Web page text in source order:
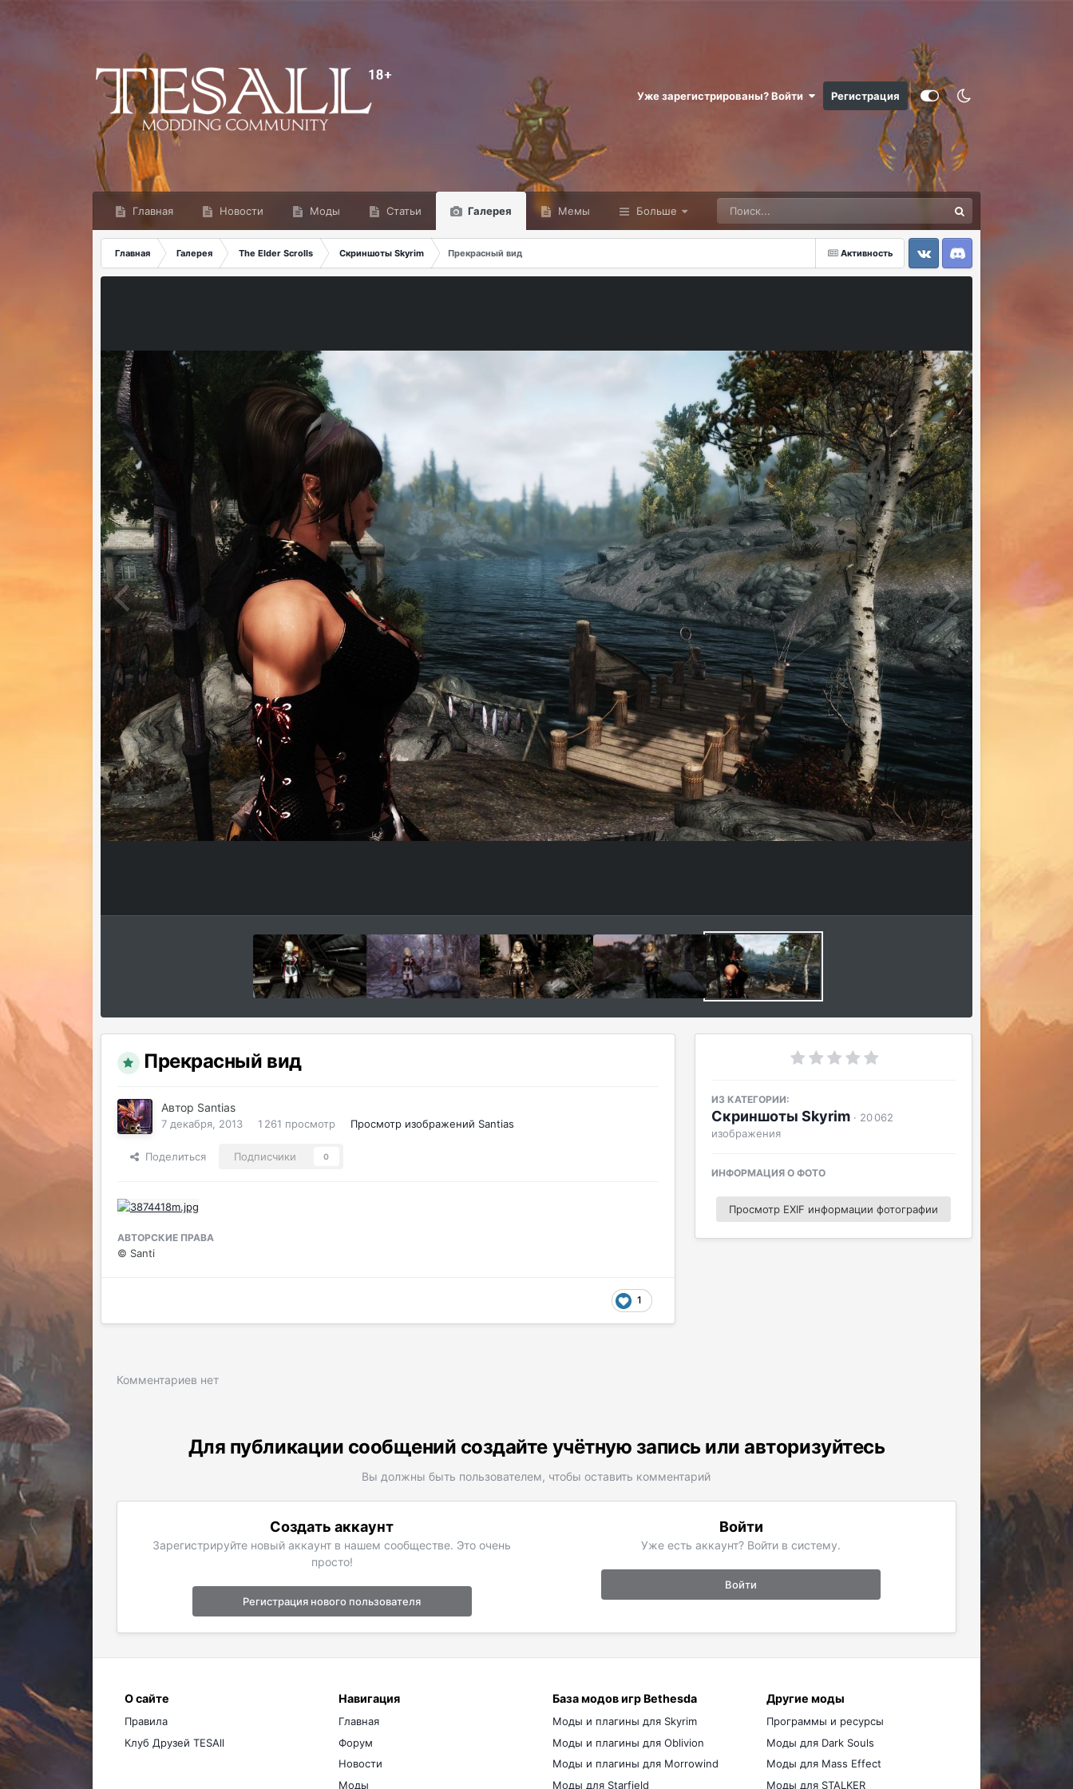
Уже зарегистрированы? Войти Регистрация
Главная Новости Моды Статьи Галерея Мемы Больше
Активность
Главная Галерея The Elder Scrolls Скриншоты Skyrim
Прекрасный вид
VK
Discord
Прекрасный вид
Автор Santias
7 декабря, 2013 1 261 просмотр Просмотр изображений Santias
Поделиться Подписчики 0
АВТОРСКИЕ ПРАВА
© Santi
1
ИЗ КАТЕГОРИИ:
Скриншоты Skyrim · 20 062
изображения
ИНФОРМАЦИЯ О ФОТО
Просмотр EXIF информации фотографии
Комментариев нет
Для публикации сообщений создайте учётную запись или авторизуйтесь
Вы должны быть пользователем, чтобы оставить комментарий
Создать аккаунт
Зарегистрируйте новый аккаунт в нашем сообществе. Это очень
просто!
Регистрация нового пользователя
Войти
Уже есть аккаунт? Войти в систему.
Войти
О сайте
Правила
Клуб Друзей TESAll
Навигация
Главная
Форум
Новости
Моды
База модов игр Bethesda
Моды и плагины для Skyrim
Моды и плагины для Oblivion
Моды и плагины для Morrowind
Моды для Starfield
Другие моды
Программы и ресурсы
Моды для Dark Souls
Моды для Mass Effect
Моды для STALKER